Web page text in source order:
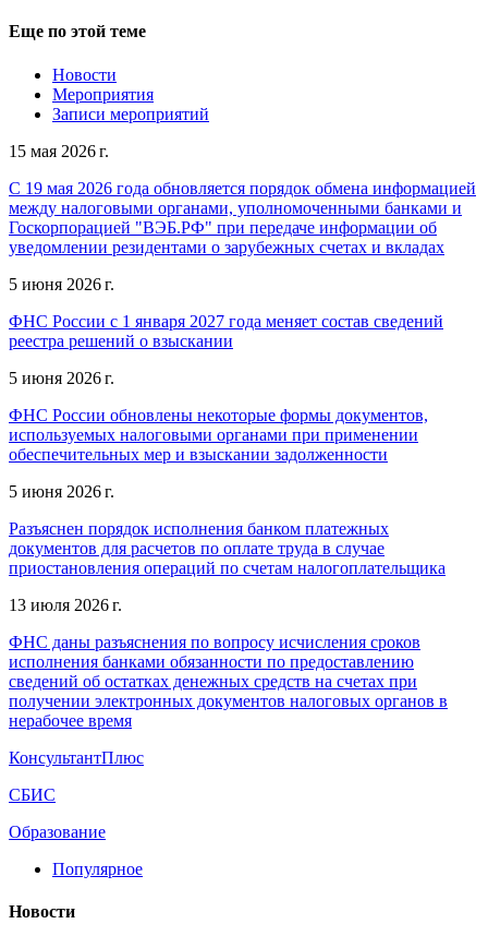
Еще по этой теме
Новости
Мероприятия
Записи мероприятий
15 мая 2026 г.
С 19 мая 2026 года обновляется порядок обмена информацией
между налоговыми органами, уполномоченными банками и
Госкорпорацией "ВЭБ.РФ" при передаче информации об
уведомлении резидентами о зарубежных счетах и вкладах
5 июня 2026 г.
ФНС России с 1 января 2027 года меняет состав сведений
реестра решений о взыскании
5 июня 2026 г.
ФНС России обновлены некоторые формы документов,
используемых налоговыми органами при применении
обеспечительных мер и взыскании задолженности
5 июня 2026 г.
Разъяснен порядок исполнения банком платежных
документов для расчетов по оплате труда в случае
приостановления операций по счетам налогоплательщика
13 июля 2026 г.
ФНС даны разъяснения по вопросу исчисления сроков
исполнения банками обязанности по предоставлению
сведений об остатках денежных средств на счетах при
получении электронных документов налоговых органов в
нерабочее время
КонсультантПлюс
СБИС
Образование
Популярное
Новости